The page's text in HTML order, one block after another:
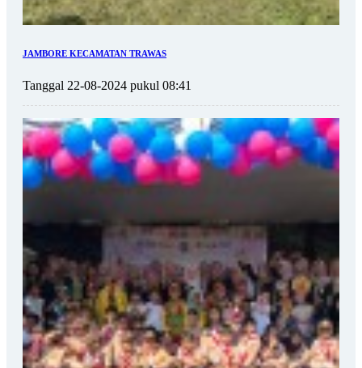
JAMBORE KECAMATAN TRAWAS
Tanggal 22-08-2024 pukul 08:41